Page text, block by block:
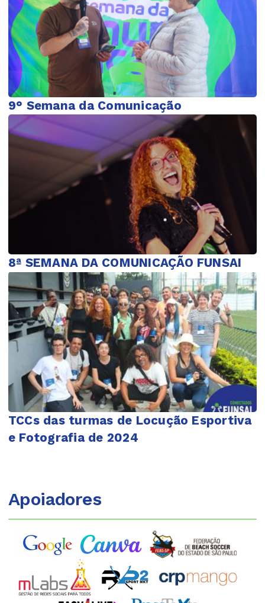
9° Semana da Comunicação
8ª SEMANA DA COMUNICAÇÃO FUNSAI
TCCs das turmas de Locução Esportiva
e Fotografia de 2024
Apoiadores